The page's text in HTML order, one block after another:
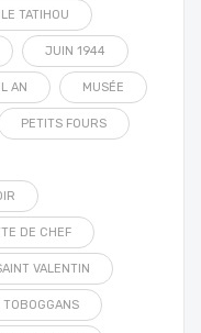
ILE TATIHOU
JUIN 1944
AN MUSÉE
PETITS FOURS
DE CHEF
VALENTIN
TOBOGGANS